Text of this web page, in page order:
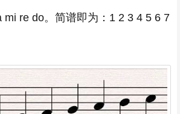
mi re do。简谱即为：1 2 3 4 5 6 7